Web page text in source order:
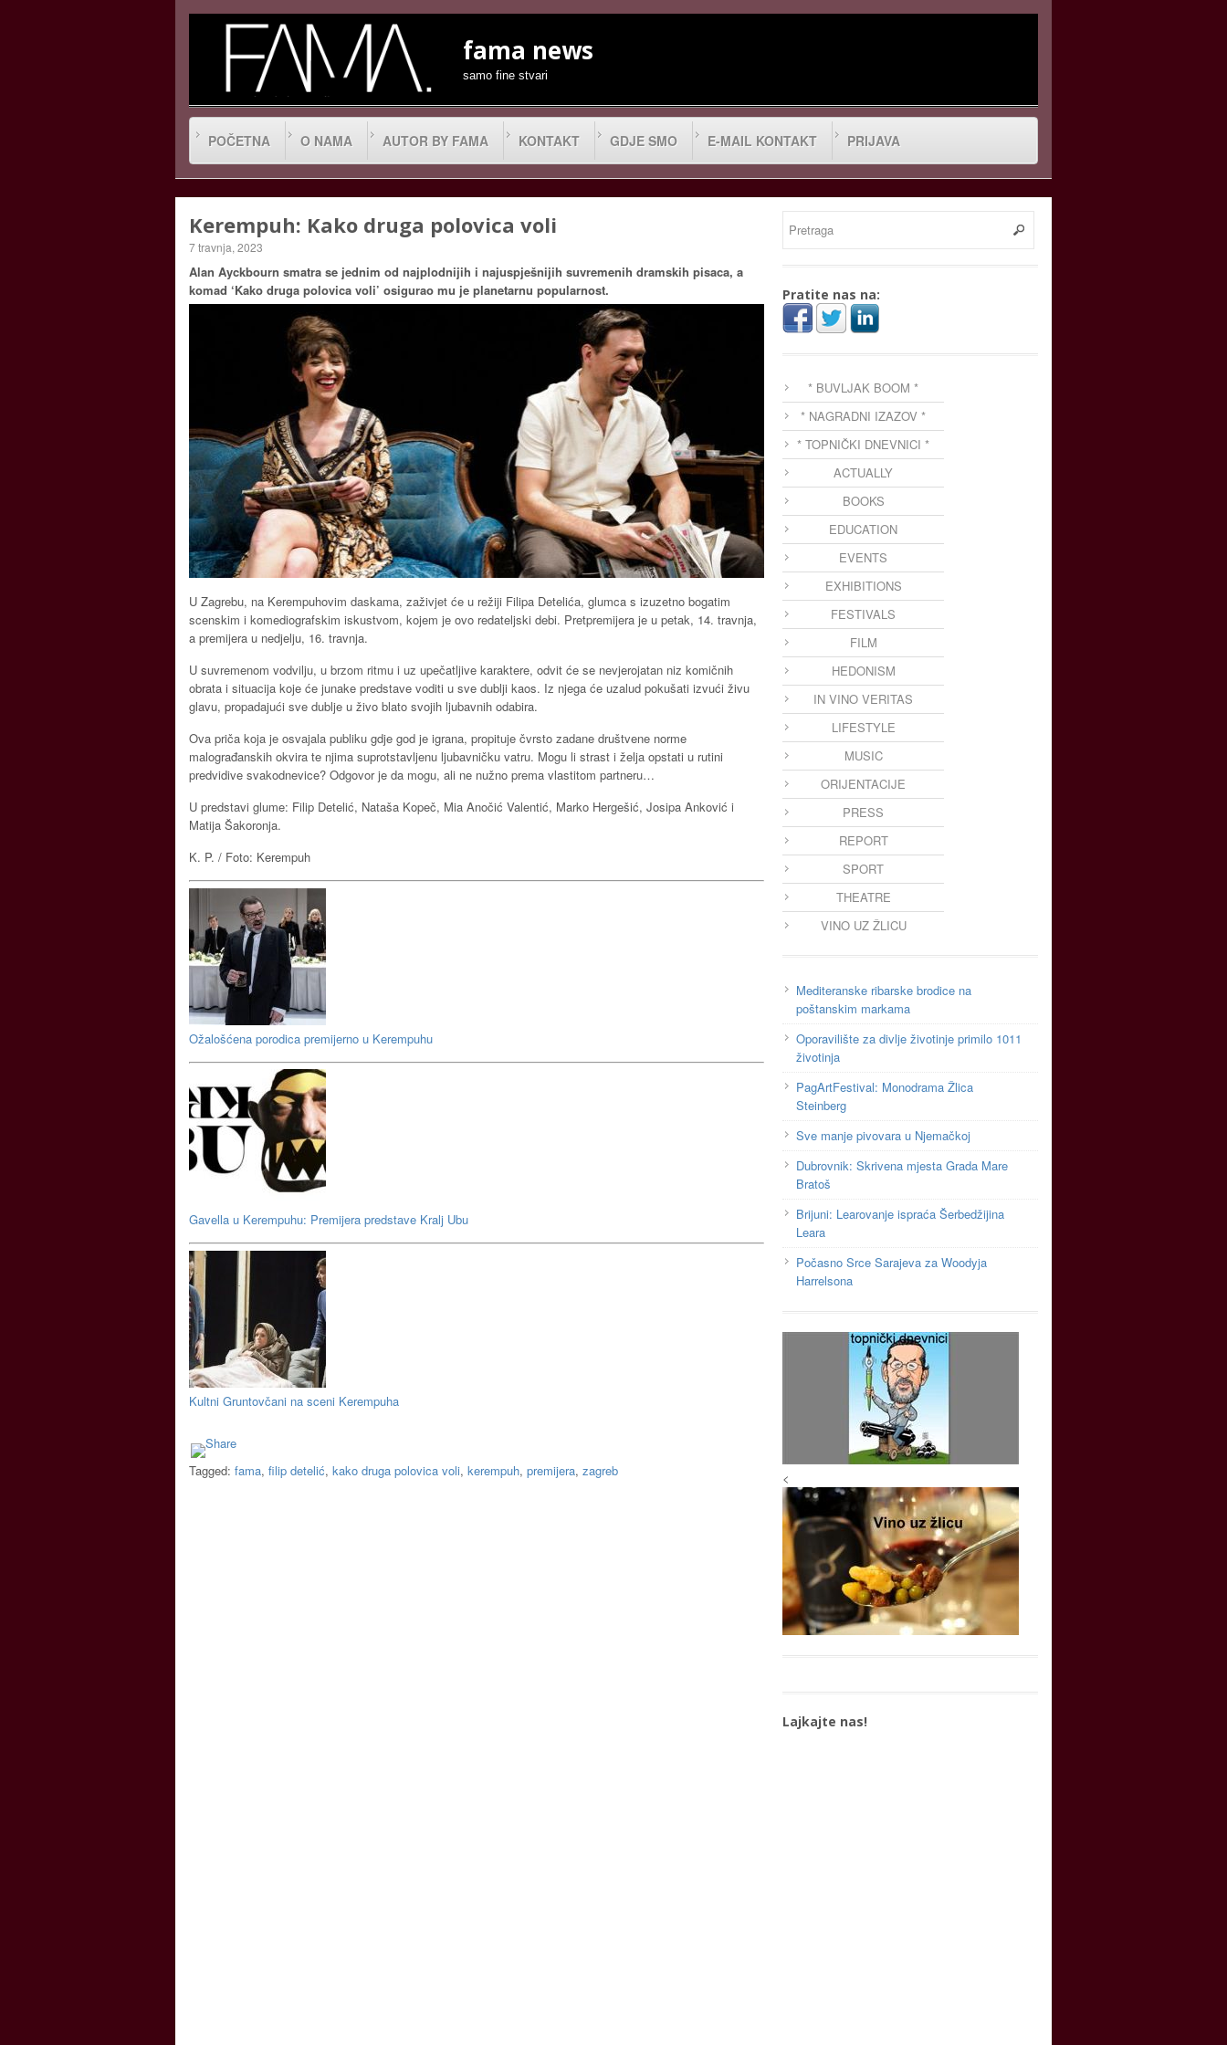
fama news
samo fine stvari
POČETNA O NAMA AUTOR BY FAMA KONTAKT GDJE SMO E-MAIL KONTAKT PRIJAVA
Kerempuh: Kako druga polovica voli
7 travnja, 2023
Alan Ayckbourn smatra se jednim od najplodnijih i najuspješnijih suvremenih dramskih pisaca, a
komad ‘Kako druga polovica voli’ osigurao mu je planetarnu popularnost.
U Zagrebu, na Kerempuhovim daskama, zaživjet će u režiji Filipa Detelića, glumca s izuzetno bogatim
scenskim i komediografskim iskustvom, kojem je ovo redateljski debi. Pretpremijera je u petak, 14. travnja,
a premijera u nedjelju, 16. travnja.
U suvremenom vodvilju, u brzom ritmu i uz upečatljive karaktere, odvit će se nevjerojatan niz komičnih
obrata i situacija koje će junake predstave voditi u sve dublji kaos. Iz njega će uzalud pokušati izvući živu
glavu, propadajući sve dublje u živo blato svojih ljubavnih odabira.
Ova priča koja je osvajala publiku gdje god je igrana, propituje čvrsto zadane društvene norme
malograđanskih okvira te njima suprotstavljenu ljubavničku vatru. Mogu li strast i želja opstati u rutini
predvidive svakodnevice? Odgovor je da mogu, ali ne nužno prema vlastitom partneru…
U predstavi glume: Filip Detelić, Nataša Kopeč, Mia Anočić Valentić, Marko Hergešić, Josipa Anković i
Matija Šakoronja.
K. P. / Foto: Kerempuh
Ožalošćena porodica premijerno u Kerempuhu
Gavella u Kerempuhu: Premijera predstave Kralj Ubu
Kultni Gruntovčani na sceni Kerempuha
Tagged: fama, filip detelić, kako druga polovica voli, kerempuh, premijera, zagreb
Pratite nas na:
* BUVLJAK BOOM *
* NAGRADNI IZAZOV *
* TOPNIČKI DNEVNICI *
ACTUALLY
BOOKS
EDUCATION
EVENTS
EXHIBITIONS
FESTIVALS
FILM
HEDONISM
IN VINO VERITAS
LIFESTYLE
MUSIC
ORIJENTACIJE
PRESS
REPORT
SPORT
THEATRE
VINO UZ ŽLICU
Mediteranske ribarske brodice na
poštanskim markama
Oporavilište za divlje životinje primilo 1011
životinja
PagArtFestival: Monodrama Žlica
Steinberg
Sve manje pivovara u Njemačkoj
Dubrovnik: Skrivena mjesta Grada Mare
Bratoš
Brijuni: Learovanje ispraća Šerbedžijina
Leara
Počasno Srce Sarajeva za Woodyja
Harrelsona
<
Lajkajte nas!